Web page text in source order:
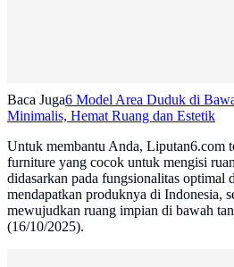
Baca Juga6 Model Area Duduk di
Minimalis, Hemat Ruang dan Estetik
Untuk membantu Anda, Liputan6.com
furniture yang cocok untuk mengisi
didasarkan pada fungsionalitas optimal
mendapatkan produknya di Indonesia,
mewujudkan ruang impian di bawah
(16/10/2025).